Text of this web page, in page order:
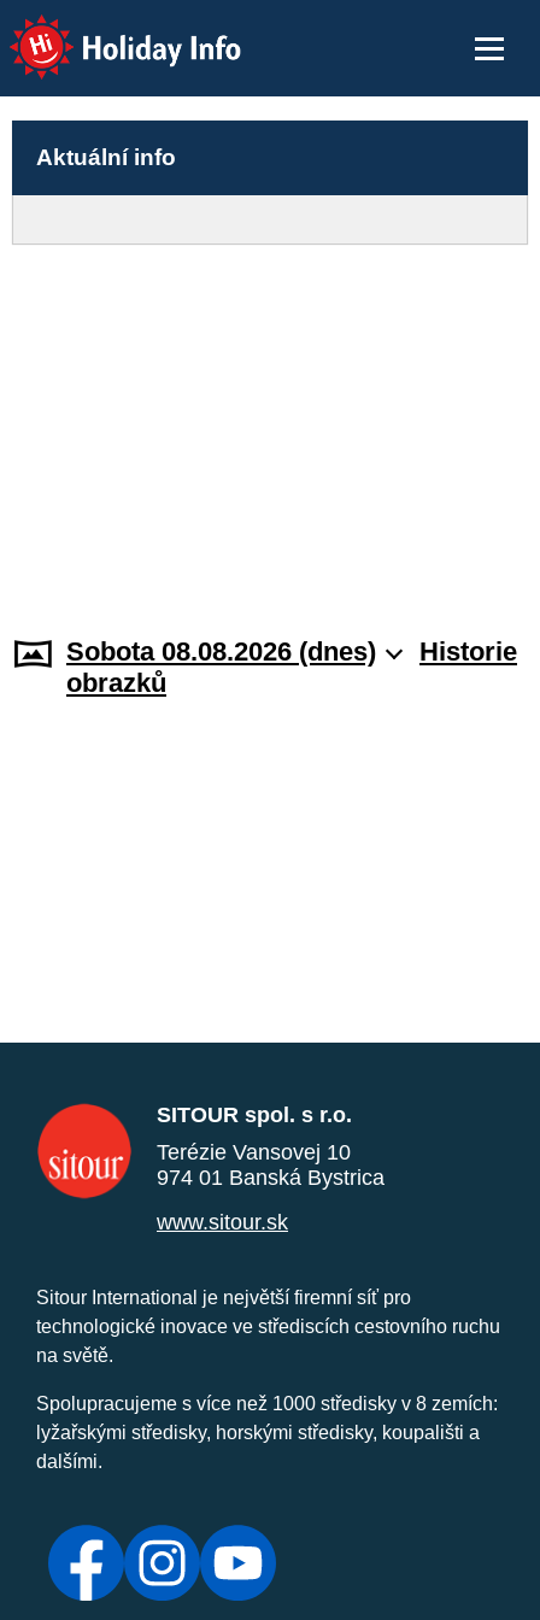
Holiday Info
Aktuální info
Sobota 08.08.2026 (dnes)
Historie
obrazků
SITOUR spol. s r.o.
Terézie Vansovej 10
974 01 Banská Bystrica
www.sitour.sk
Sitour International je největší firemní síť pro
technologické inovace ve střediscích cestovního ruchu
na světě.
Spolupracujeme s více než 1000 středisky v 8 zemích:
lyžařskými středisky, horskými středisky, koupališti a
dalšími.